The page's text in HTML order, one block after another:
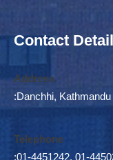
Contact
Address
:Danchhi, Kathmandu
Telephone
:01-4451242, 01-